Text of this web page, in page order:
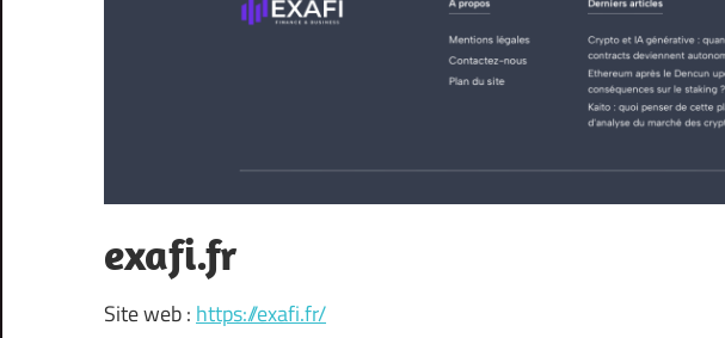
exafi.fr
Site web : https://exafi.fr/